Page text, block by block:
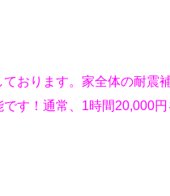
おります。家全体の耐震
す！通常、1時間20,000